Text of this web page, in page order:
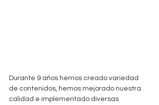
Durante 9 años hemos creado variedad
de contenidos, hemos mejorado nuestra
calidad e implementado diversas